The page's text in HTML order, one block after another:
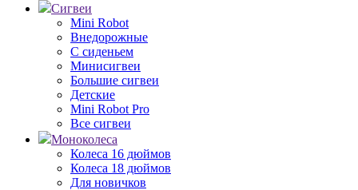
Сигвеи
Mini Robot
Внедорожные
С сиденьем
Минисигвеи
Большие сигвеи
Детские
Mini Robot Pro
Все сигвеи
Моноколеса
Колеса 16 дюймов
Колеса 18 дюймов
Для новичков